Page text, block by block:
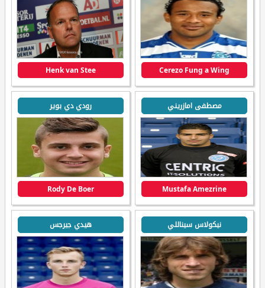
Cerezo Fung a Wing
Henk van Stee
مصطفى امازريني
Mustafa Amezrine
رودي دي بوير
Rody De Boer
نيكولاس سيناللي هيدي جيرجس